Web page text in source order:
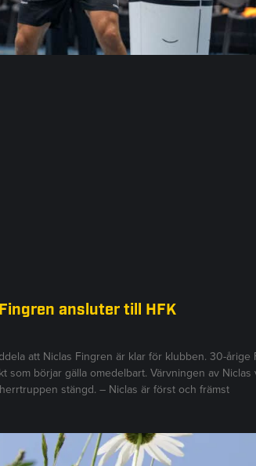
ansluter till HFK
att Niclas Fingren är klar för klubben. 30-årige
som börjar gälla omedelbart. Värvningen av Niclas
stängd. – Niclas är först och främst